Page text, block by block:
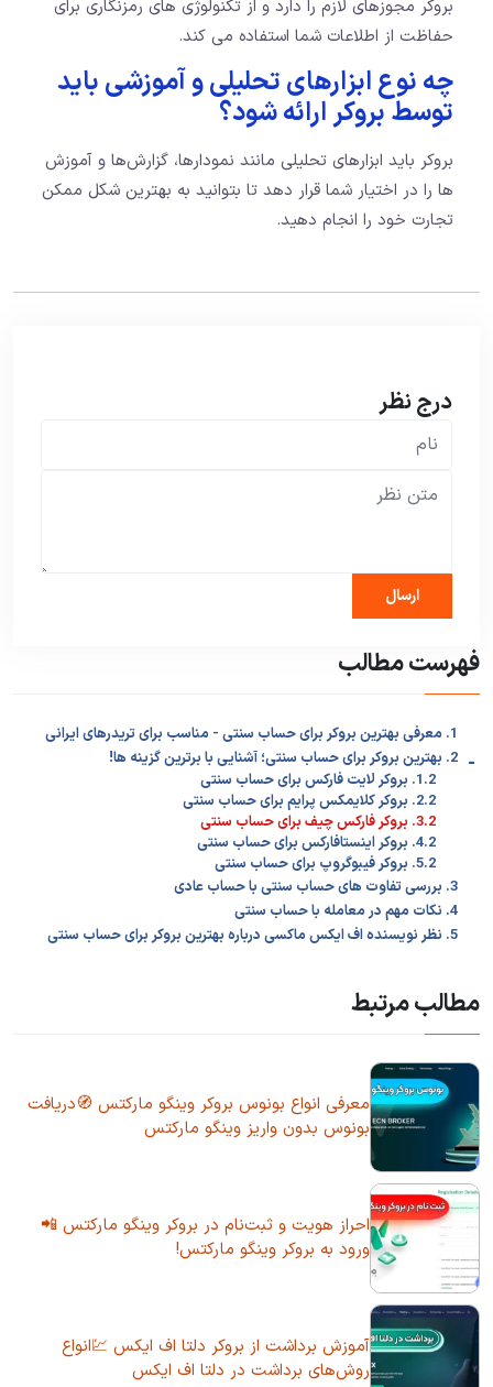
بروکر مجوزهای لازم را دارد و از تکنولوژی های رمزنگاری برای
حفاظت از اطلاعات شما استفاده می‌ کند.
چه نوع ابزارهای تحلیلی و آموزشی باید
توسط بروکر ارائه شود؟
بروکر باید ابزارهای تحلیلی مانند نمودارها، گزارش‌ها و آموزش‌
ها را در اختیار شما قرار دهد تا بتوانید به بهترین شکل ممکن
تجارت خود را انجام دهید.
درج نظر
فهرست مطالب
1. معرفی بهترین بروکر برای حساب سنتی - مناسب برای تریدرهای ایرانی
2. بهترین بروکر برای حساب سنتی؛ آشنایی با برترین گزینه ها! -
1.2. بروکر لایت فارکس برای حساب سنتی
2.2. بروکر کلایمکس پرایم برای حساب سنتی
3.2. بروکر فارکس چیف برای حساب سنتی
4.2. بروکر اینستافارکس برای حساب سنتی
5.2. بروکر فیبوگروپ برای حساب سنتی
3. بررسی تفاوت های حساب سنتی با حساب عادی
4. نکات مهم در معامله با حساب سنتی
5. نظر نویسنده اف ایکس ماکسی درباره بهترین بروکر برای حساب سنتی
مطالب مرتبط
معرفی انواع بونوس بروکر وینگو مارکتس 🧭دریافت
بونوس بدون واریز وینگو مارکتس
احراز هویت و ثبت‌نام در بروکر وینگو مارکتس 📲
ورود به بروکر وینگو مارکتس!
آموزش برداشت از بروکر دلتا اف ایکس 💹انواع
روش‌های برداشت در دلتا اف ایکس